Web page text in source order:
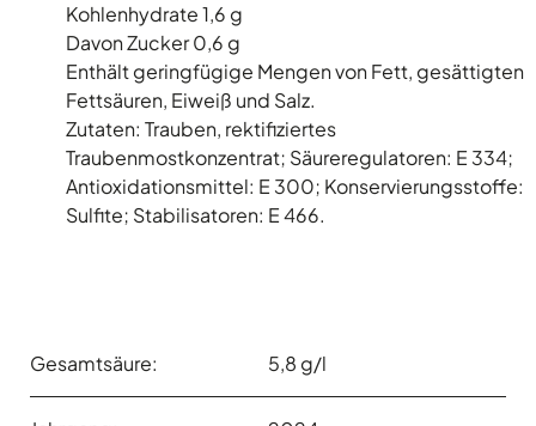
Kohlenhydrate 1,6 g
Davon Zucker 0,6 g
Enthält geringfügige Mengen von Fett, gesättigten
Fettsäuren, Eiweiß und Salz.
Zutaten: Trauben, rektifiziertes
Traubenmostkonzentrat; Säureregulatoren: E 334;
Antioxidationsmittel: E 300; Konservierungsstoffe:
Sulfite; Stabilisatoren: E 466.
Gesamtsäure: 5,8 g/l